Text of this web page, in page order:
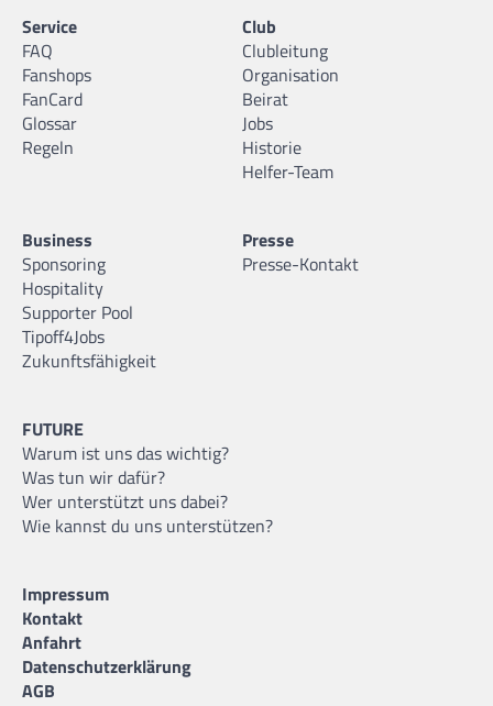
Service
FAQ
Fanshops
FanCard
Glossar
Regeln
Club
Clubleitung
Organisation
Beirat
Jobs
Historie
Helfer-Team
Business
Sponsoring
Hospitality
Supporter Pool
Tipoff4Jobs
Zukunftsfähigkeit
Presse
Presse-Kontakt
FUTURE
Warum ist uns das wichtig?
Was tun wir dafür?
Wer unterstützt uns dabei?
Wie kannst du uns unterstützen?
Impressum
Kontakt
Anfahrt
Datenschutzerklärung
AGB